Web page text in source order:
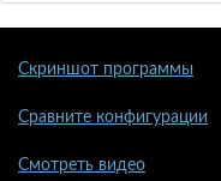
Скриншот программы
Сравните конфигурации
Смотреть видео